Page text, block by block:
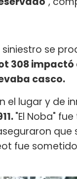
se
308
casco.
el lugar y de
"El Noba"
fue